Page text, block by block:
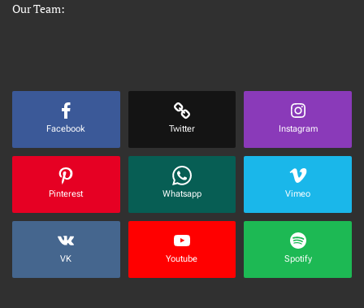
Our Team:
Facebook Twitter Instagram
Pinterest Whatsapp Vimeo
VK Youtube Spotify